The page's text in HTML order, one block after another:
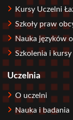
Kursy Uczelni
Szkoły praw
Nauka języków
Szkolenia i kursy
Uczelnia
O uczelni
Nauka i badania